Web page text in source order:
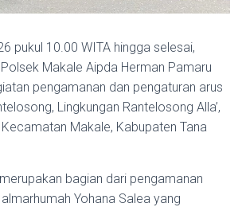
pukul 10.00 WITA hingga selesai,
Makale Aipda Herman Pamaru
pengamanan dan pengaturan arus
Lingkungan Rantelosong Alla’,
Makale, Kabupaten Tana
bagian dari pengamanan
Yohana Salea yang